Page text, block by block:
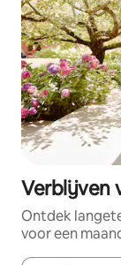
Verblijven
Ontdek
voor een